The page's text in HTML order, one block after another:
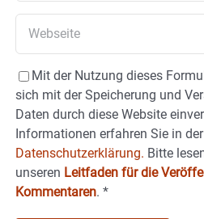
Mit der Nutzung dieses
sich mit der Speicherung und
Daten durch diese Website
Informationen erfahren Sie in der
Datenschutzerklärung. Bitte
unseren Leitfaden für die
Kommentaren. *